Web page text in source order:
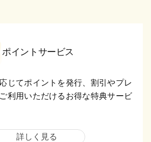
ポイントサービス
じてポイントを発行、割引やプレ
利用いただけるお得な特典サービ
詳しく見る